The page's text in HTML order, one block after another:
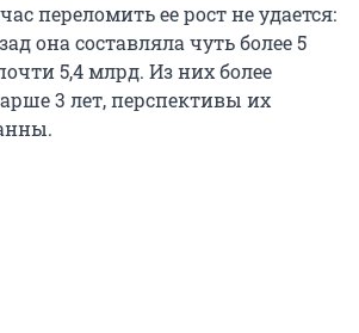
переломить ее рост не удается:
она составляла чуть более 5
5,4 млрд. Из них более
3 лет, перспективы их